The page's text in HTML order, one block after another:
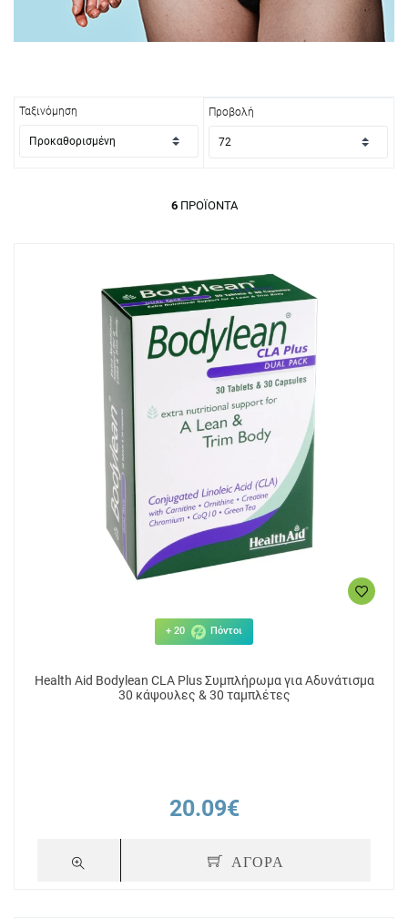
Ταξινόμηση Προβολή
6ΠΡΟΪΌΝΤΑ
+ 20 Πόντοι
Health Aid Bodylean CLA Plus Συμπλήρωμα για Αδυνάτισμα
30 κάψουλες & 30 ταμπλέτες
20.09€
ΑΓΟΡΑ